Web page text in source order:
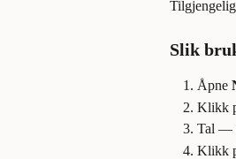
Slik
Åpne
Klikk
Tal —
Klikk